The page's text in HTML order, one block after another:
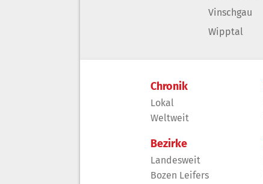
Vinschgau
Wipptal
Chronik
Lokal
Weltweit
Bezirke
Landesweit
Bozen Leifers